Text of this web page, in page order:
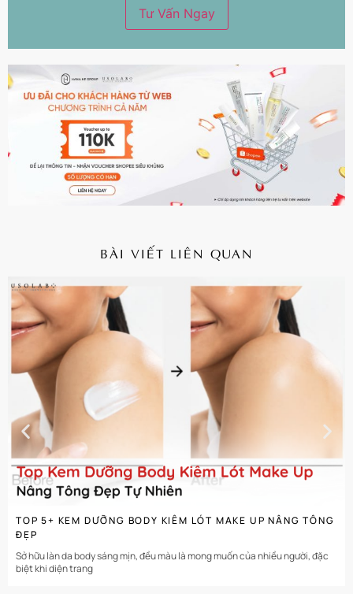
BÀI VIẾT LIÊN QUAN
TOP 5+ KEM DƯỠNG BODY KIÊM LÓT MAKE UP NÂNG TÔNG
ĐẸP
Sở hữu làn da body sáng mịn, đều màu là mong muốn của nhiều người, đặc
biệt khi diện trang